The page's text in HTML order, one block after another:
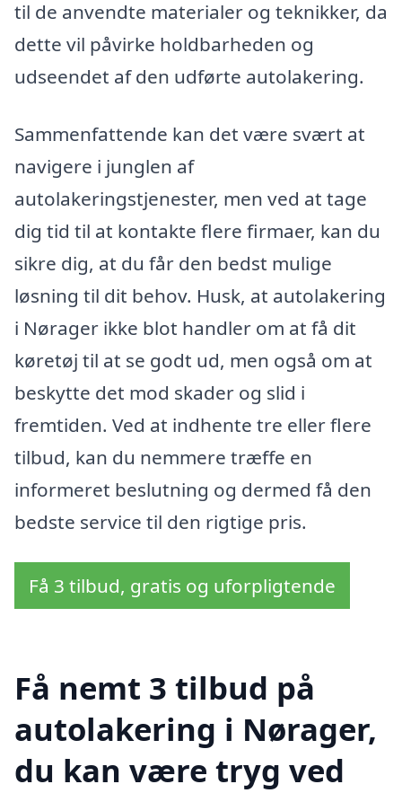
til de anvendte materialer og teknikker, da
dette vil påvirke holdbarheden og
udseendet af den udførte autolakering.
Sammenfattende kan det være svært at
navigere i junglen af
autolakeringstjenester, men ved at tage
dig tid til at kontakte flere firmaer, kan du
sikre dig, at du får den bedst mulige
løsning til dit behov. Husk, at autolakering
i Nørager ikke blot handler om at få dit
køretøj til at se godt ud, men også om at
beskytte det mod skader og slid i
fremtiden. Ved at indhente tre eller flere
tilbud, kan du nemmere træffe en
informeret beslutning og dermed få den
bedste service til den rigtige pris.
Få 3 tilbud, gratis og uforpligtende
Få nemt 3 tilbud på
autolakering i Nørager,
du kan være tryg ved